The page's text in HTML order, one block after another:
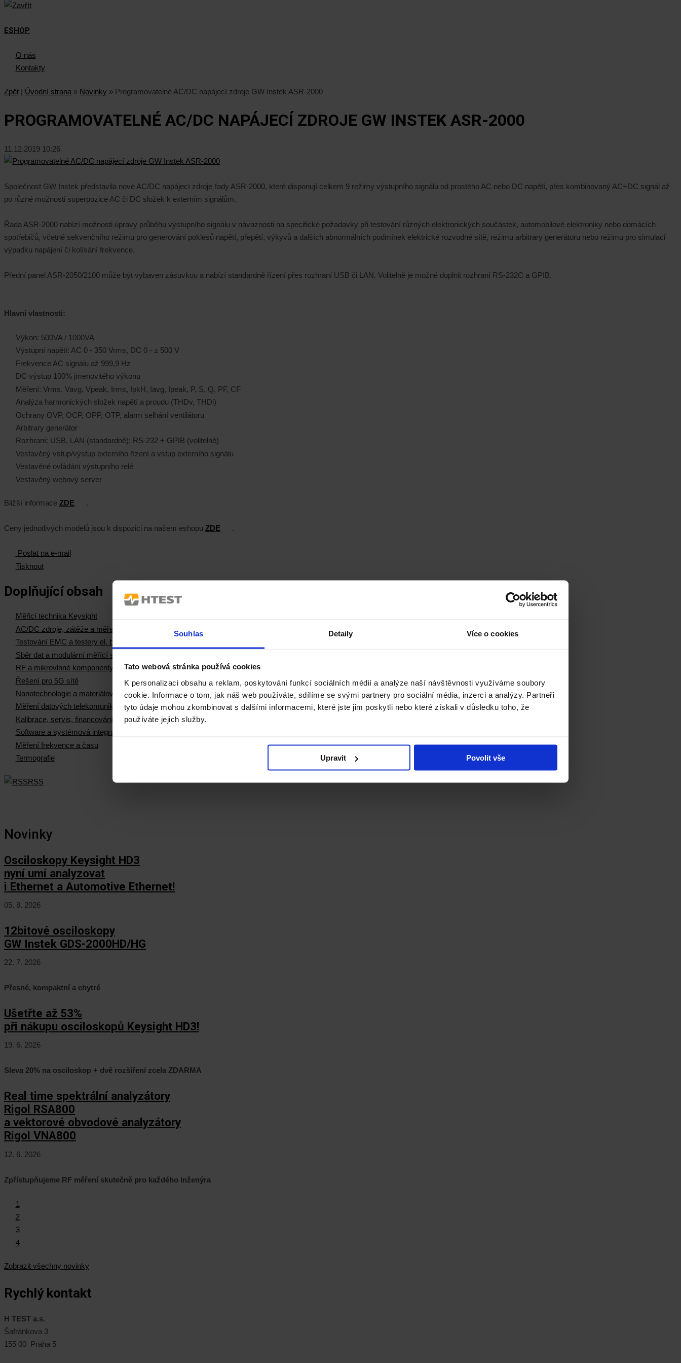
Souhlas Detaily Více o cookies
Tato webová stránka používá cookies
K personalizaci obsahu a reklam, poskytování funkcí sociálních médií a analýze naší návštěvnosti využíváme soubory
cookie. Informace o tom, jak náš web používáte, sdílíme se svými partnery pro sociální média, inzerci a analýzy. Partneři
tyto údaje mohou zkombinovat s dalšími informacemi, které jste jim poskytli nebo které získali v důsledku toho, že
používáte jejich služby.
Upravit Povolit vše
ESHOP
O nás
Kontakty
Zpět | Úvodní strana » Novinky » Programovatelné AC/DC napájecí zdroje GW Instek ASR-2000
PROGRAMOVATELNÉ AC/DC NAPÁJECÍ ZDROJE GW INSTEK ASR-2000
11.12.2019 10:26
Společnost GW Instek představila nové AC/DC napájecí zdroje řady ASR-2000, které disponují celkem 9 režimy výstupního signálu od prostého AC nebo DC napětí, přes kombinovaný AC+DC signál až
po různé možnosti superpozice AC či DC složek k externím signálům.
Řada ASR-2000 nabízí možnosti úpravy průběhu výstupního signálu v návaznosti na specifické požadavky při testování různých elektronických součástek, automobilové elektroniky nebo domácích
spotřebičů, včetně sekvenčního režimu pro generování poklesů napětí, přepětí, výkyvů a dalších abnormálních podmínek elektrické rozvodné sítě, režimu arbitrary generátoru nebo režimu pro simulaci
výpadku napájení či kolísání frekvence.
Přední panel ASR-2050/2100 může být vybaven zásuvkou a nabízí standardně řízení přes rozhraní USB či LAN. Volitelně je možné doplnit rozhraní RS-232C a GPIB.
Hlavní vlastnosti:
Výkon: 500VA / 1000VA
Výstupní napětí: AC 0 - 350 Vrms, DC 0 - ± 500 V
Frekvence AC signálu až 999,9 Hz
DC výstup 100% jmenovitého výkonu
Měření: Vrms, Vavg, Vpeak, Irms, IpkH, Iavg, Ipeak, P, S, Q, PF, CF
Analýza harmonických složek napětí a proudu (THDv, THDi)
Ochrany OVP, OCP, OPP, OTP, alarm selhání ventilátoru
Arbitrary generátor
Rozhraní: USB, LAN (standardně); RS-232 + GPIB (volitelně)
Vestavěný vstup/výstup externího řízení a vstup externího signálu
Vestavěné ovládání výstupního relé
Vestavěný webový server
Bližší informace ZDE .
Ceny jednotlivých modelů jsou k dispozici na našem eshopu ZDE .
Poslat na e-mail
Tisknout
Doplňující obsah
Měřicí technika Keysight
AC/DC zdroje, zátěže a měření el. výkonu
Testování EMC a testery el. bezpečnosti
Sběr dat a modulární měřící systémy
RF a mikrovlnné komponenty
Řešení pro 5G sítě
Nanotechnologie a materiálová měření
Měření datových telekomunikačních sítí
Kalibrace, servis, financování
Software a systémová integrace
Měření frekvence a času
Termografie
RSS
Novinky
Osciloskopy Keysight HD3
nyní umí analyzovat
i Ethernet a Automotive Ethernet!
05. 8. 2026
12bitové osciloskopy
GW Instek GDS-2000HD/HG
22. 7. 2026
Přesné, kompaktní a chytré
Ušetřte až 53%
při nákupu osciloskopů Keysight HD3!
19. 6. 2026
Sleva 20% na osciloskop + dvě rozšíření zcela ZDARMA
Real time spektrální analyzátory
Rigol RSA800
a vektorové obvodové analyzátory
Rigol VNA800
12. 6. 2026
Zpřístupňujeme RF měření skutečně pro každého inženýra
1
2
3
4
Zobrazit všechny novinky
Rychlý kontakt
H TEST a.s.
Šafránkova 3
155 00 Praha 5